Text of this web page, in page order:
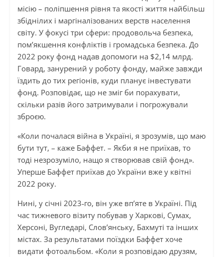
місію – поліпшення рівня та якості життя найбільш
збіднілих і маргіналізованих верств населення
світу. У фокусі три сфери: продовольча безпека,
пом’якшення конфліктів і громадська безпека. До
2022 року фонд надав допомоги на $2,14 млрд.
Говард, занурений у роботу фонду, майже завжди
їздить до тих регіонів, куди планує інвестувати
фонд. Розповідає, що не зміг би порахувати,
скільки разів його затримували і погрожували
зброєю.
«Коли почалася війна в Україні, я зрозумів, що маю
бути тут, – каже Баффет. – Якби я не приїхав, то
тоді незрозуміло, нащо я створював свій фонд».
Уперше Баффет приїхав до України вже у квітні
2022 року.
Нині, у січні 2023‑го, він уже вп’яте в Україні. Під
час тижневого візиту побував у Харкові, Сумах,
Херсоні, Вугледарі, Слов’янську, Бахмуті та інших
містах. За результатами поїздки Баффет хоче
видати фотоальбом. «Коли я розповідаю друзям,